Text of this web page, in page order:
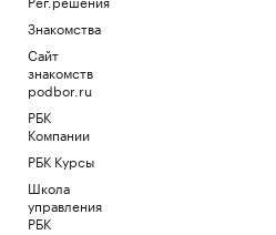
Знакомства
Сайт
знакомств
podbor.ru
РБК
Компании
РБК Курсы
Школа
управления
РБК